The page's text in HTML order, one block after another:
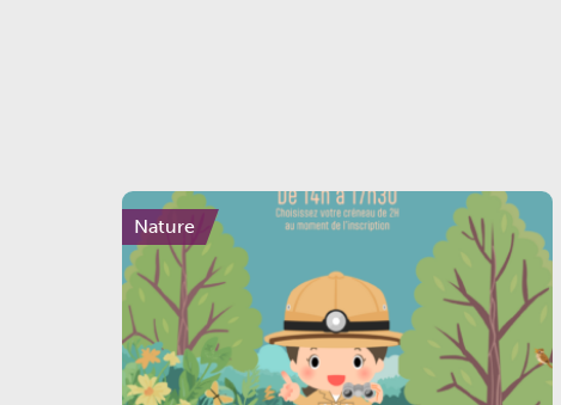
Nature